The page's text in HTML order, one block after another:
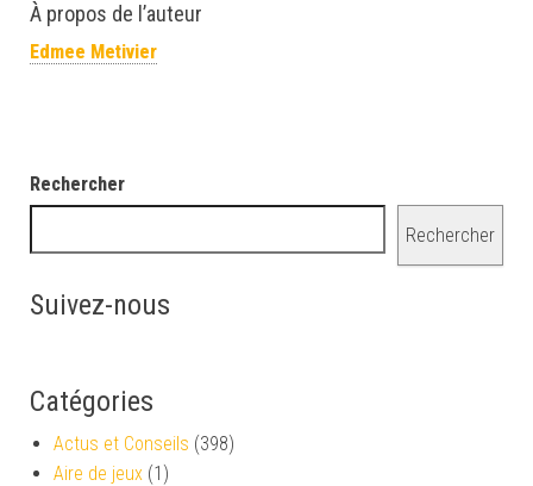
À propos de l’auteur
Edmee Metivier
Rechercher
Rechercher
Suivez-nous
Catégories
Actus et Conseils (398)
Aire de jeux (1)